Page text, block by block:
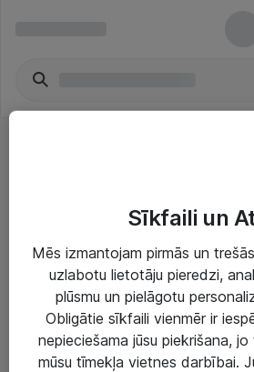
Risinājumi & Pakalpojumi
IT serviss un atbalsts
Sīkfaili un
Mēs izmantojam pirmās un
uzlabotu lietotāju pieredzi,
plūsmu un pielāgotu
Obligātie sīkfaili vienmēr ir
nepieciešama jūsu piekrišana,
mūsu tīmekļa vietnes darbībai.